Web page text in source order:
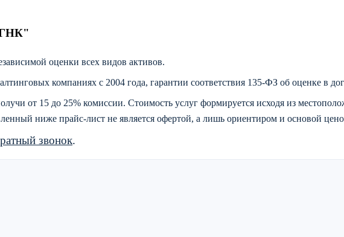
оценки всех видов активов.
компаниях с 2004 года, гарантии соответствия 135-ФЗ об оценке в
от 15 до 25% комиссии. Стоимость услуг формируется исходя из
ниже прайс-лист не является офертой, а лишь ориентиром и основой
звонок.